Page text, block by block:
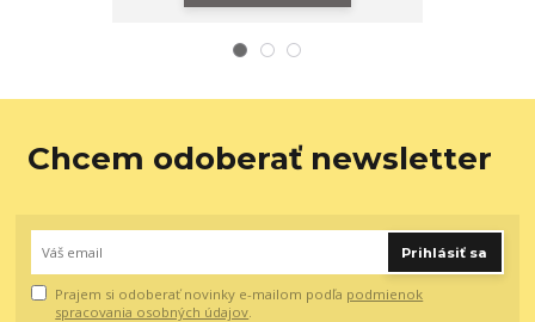
Chcem odoberať newsletter
Prihlásiť sa
Prajem si odoberať novinky e-mailom podľa podmienok
spracovania osobných údajov